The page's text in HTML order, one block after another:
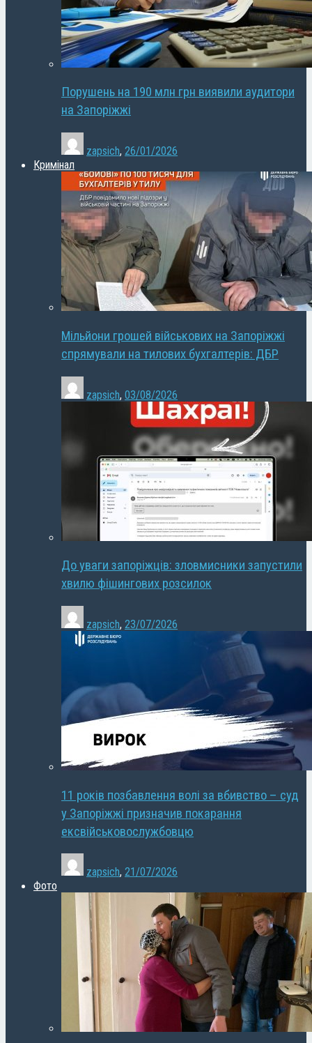
Порушень на 190 млн грн виявили аудитори
на Запоріжжі
zapsich, 26/01/2026
Кримінал
Мільйони грошей військових на Запоріжжі
спрямували на тилових бухгалтерів: ДБР
zapsich, 03/08/2026
До уваги запоріжців: зловмисники запустили
хвилю фішингових розсилок
zapsich, 23/07/2026
11 років позбавлення волі за вбивство – суд
у Запоріжжі призначив покарання
ексвійськовослужбовцю
zapsich, 21/07/2026
Фото